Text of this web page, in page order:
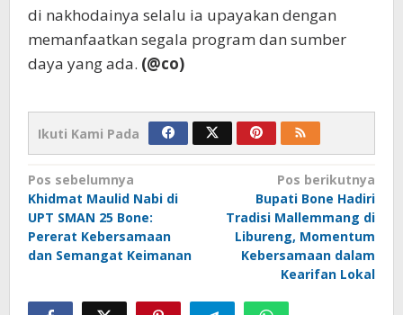
di nakhodainya selalu ia upayakan dengan
memanfaatkan segala program dan sumber
daya yang ada. (@co)
Ikuti Kami Pada
Navigasi
pos
Pos sebelumnya
Khidmat Maulid Nabi di
UPT SMAN 25 Bone:
Pererat Kebersamaan
dan Semangat Keimanan
Pos berikutnya
Bupati Bone Hadiri
Tradisi Mallemmang di
Libureng, Momentum
Kebersamaan dalam
Kearifan Lokal